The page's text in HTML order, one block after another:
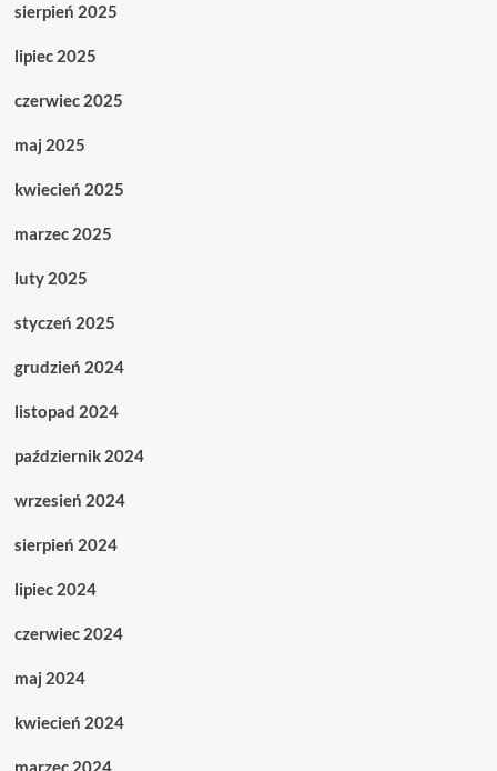
sierpień 2025
lipiec 2025
czerwiec 2025
maj 2025
kwiecień 2025
marzec 2025
luty 2025
styczeń 2025
grudzień 2024
listopad 2024
październik 2024
wrzesień 2024
sierpień 2024
lipiec 2024
czerwiec 2024
maj 2024
kwiecień 2024